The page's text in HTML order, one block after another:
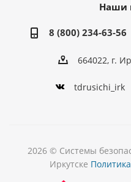
Наши
8 (800) 234-63-56
664022, г.
tdrusichi_irk
2026 © Системы
Иркутске